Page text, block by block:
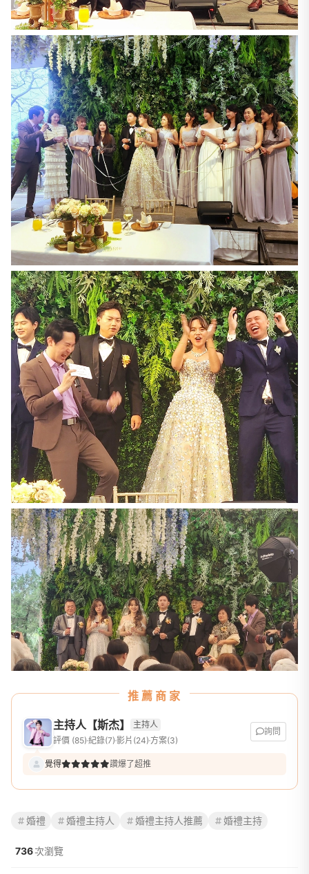
推薦商家
主持人【斯杰】
主持人
評價 (85) 紀錄(7) 影片(24) 方案(3)
詢問
覺得 讚爆了超推
婚禮 婚禮主持人 婚禮主持人推薦 婚禮主持
736次瀏覽